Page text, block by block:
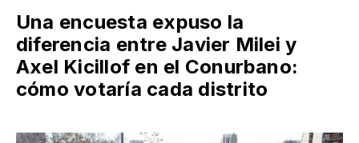
Una encuesta expuso la
diferencia entre Javier Milei y
Axel Kicillof en el Conurbano:
cómo votaría cada distrito